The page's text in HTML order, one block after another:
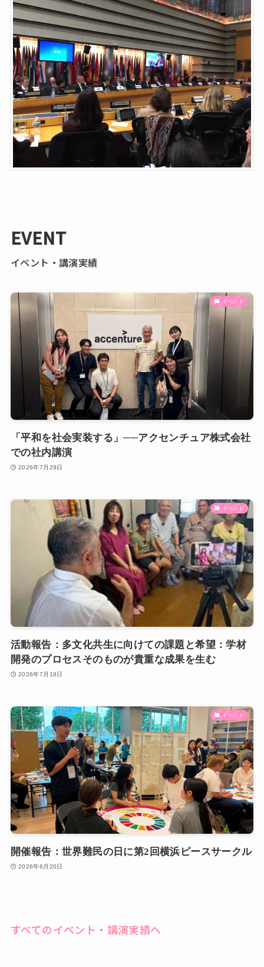
EVENT
イベント・講演実績
イベント
「平和を社会実装する」──アクセンチュア株式会社
での社内講演
2026年7月29日
イベント
活動報告：多文化共生に向けての課題と希望：学材
開発のプロセスそのものが貴重な成果を生む
2026年7月18日
イベント
開催報告：世界難民の日に第2回横浜ピースサークル
2026年6月20日
すべてのイベント・講演実績へ